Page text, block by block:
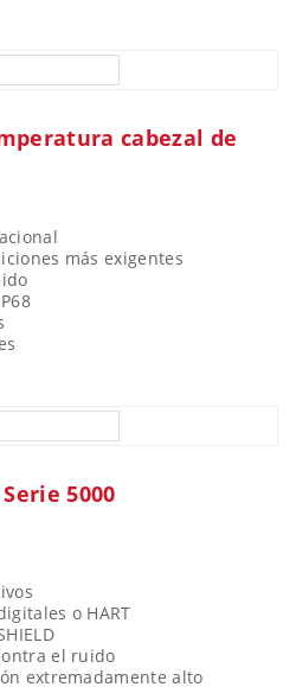
cabezal de
más exigentes
5000
o HART
el ruido
extremadamente alto